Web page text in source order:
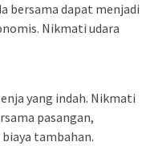
bersama dapat menjadi
Nikmati udara
yang indah. Nikmati
pasangan,
tambahan.